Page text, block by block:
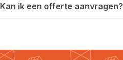
Kan ik een offerte aanvragen?